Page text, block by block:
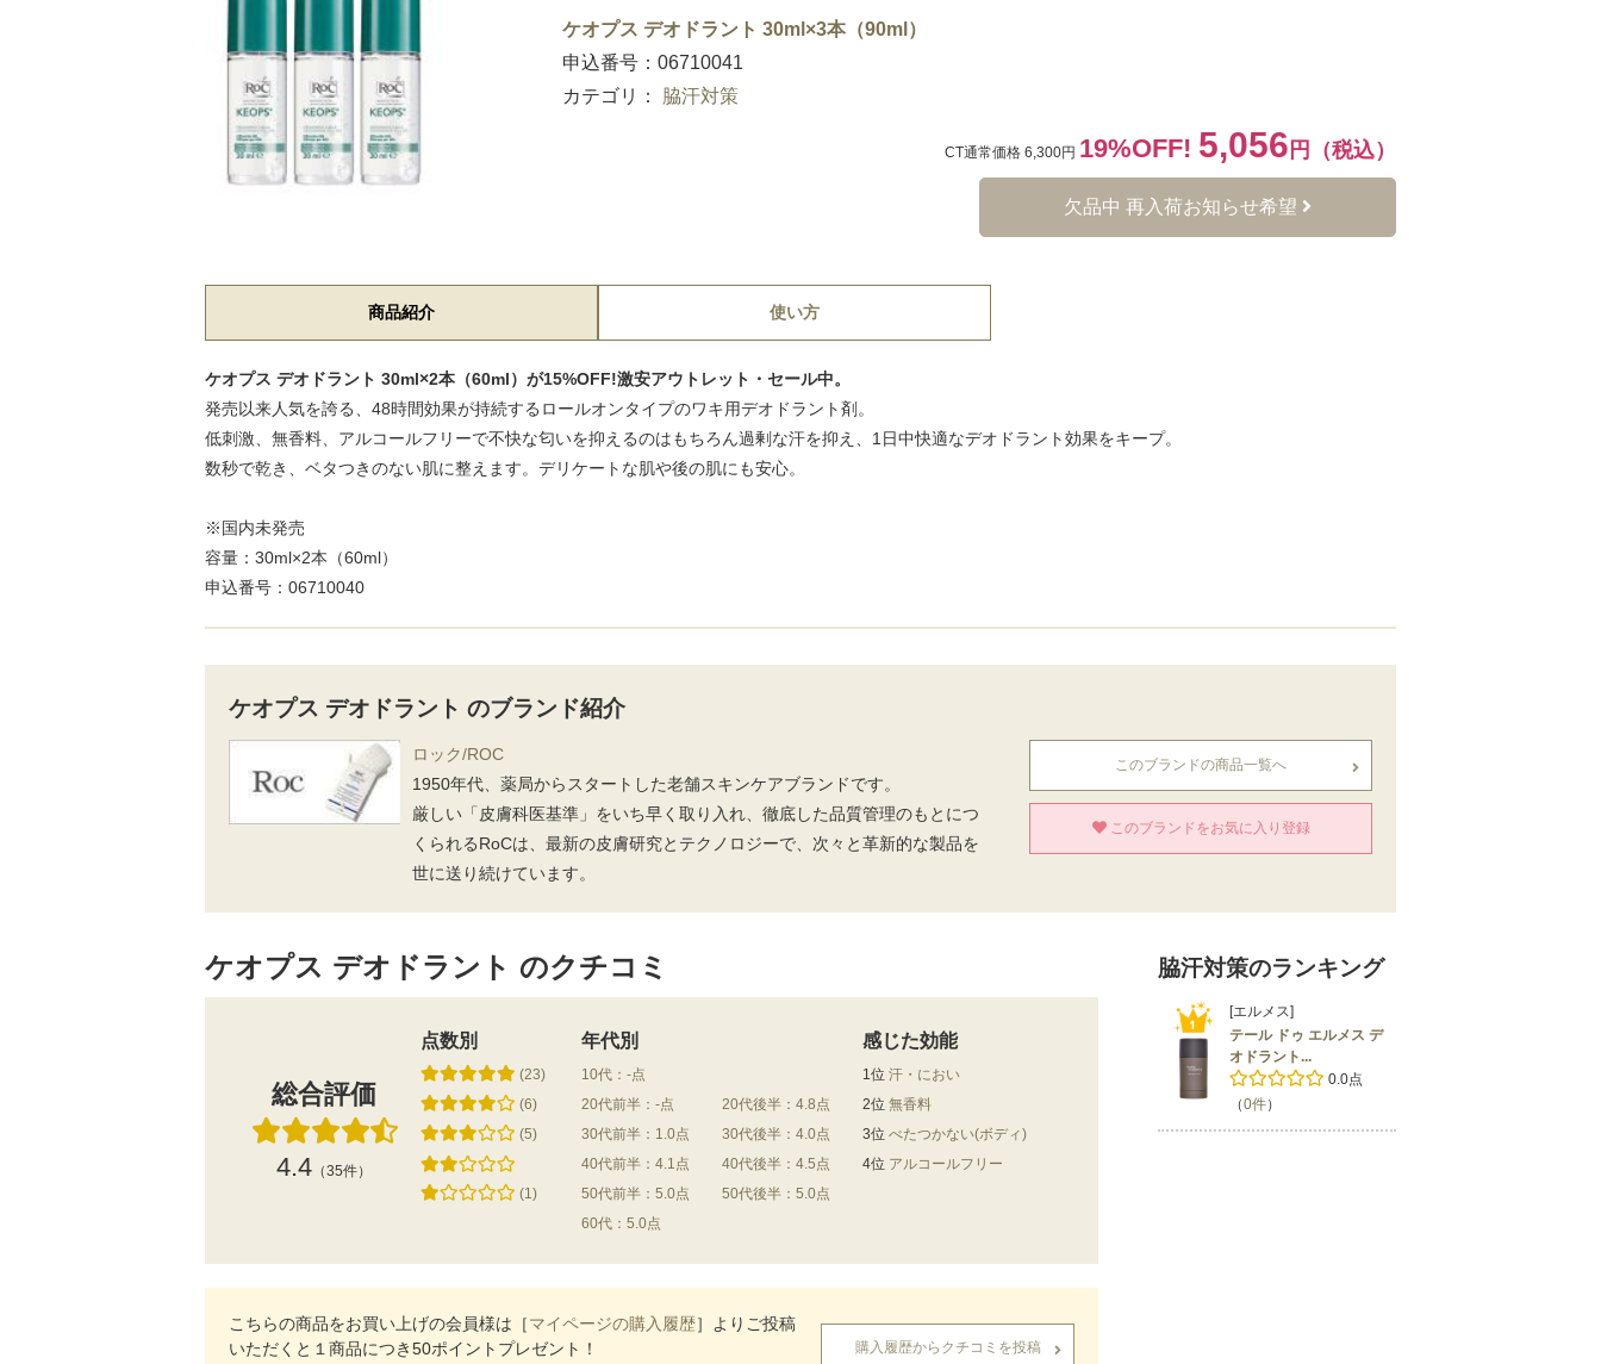
ケオプス デオドラント 30ml×3本（90ml）
申込番号：06710041
カテゴリ：
脇汗対策
CT通常価格 6,300円 19%OFF! 5,056 円（税込）
欠品中 再入荷お知らせ希望
商品紹介 使い方
ケオプス デオドラント 30ml×2本（60ml）が15%OFF!激安アウトレット・セール中。
発売以来人気を誇る、48時間効果が持続するロールオンタイプのワキ用デオドラント剤。
低刺激、無香料、アルコールフリーで不快な匂いを抑えるのはもちろん過剰な汗を抑え、1日中快適なデオドラント効果をキープ。
数秒で乾き、ベタつきのない肌に整えます。デリケートな肌や後の肌にも安心。
※国内未発売
容量：30ml×2本（60ml）
申込番号：06710040
ケオプス デオドラント のブランド紹介
ロック/ROC
1950年代、薬局からスタートした老舗スキンケアブランドです。
厳しい「皮膚科医基準」をいち早く取り入れ、徹底した品質管理のもとにつ
くられるRoCは、最新の皮膚研究とテクノロジーで、次々と革新的な製品を
世に送り続けています。
このブランドの商品一覧へ
このブランドをお気に入り登録
ケオプス デオドラント のクチコミ
総合評価
4.4 （35件）
点数別 年代別 感じた効能
(23) 10代：-点 1位 汗・におい
(6)
20代前半：-点 20代後半：4.8点 2位 無香料
(5)
30代前半：1.0点 30代後半：4.0点 3位 べたつかない(ボディ)
40代前半：4.1点
40代後半：4.5点 4位 アルコールフリー
(1)
50代前半：5.0点
50代後半：5.0点
60代：5.0点
こちらの商品をお買い上げの会員様は［マイページの購入履歴］よりご投稿
いただくと１商品につき50ポイントプレゼント！
購入履歴からクチコミを投稿
脇汗対策のランキング
[エルメス]
テール ドゥ エルメス デ
オドラント...
0.0点
（0件）